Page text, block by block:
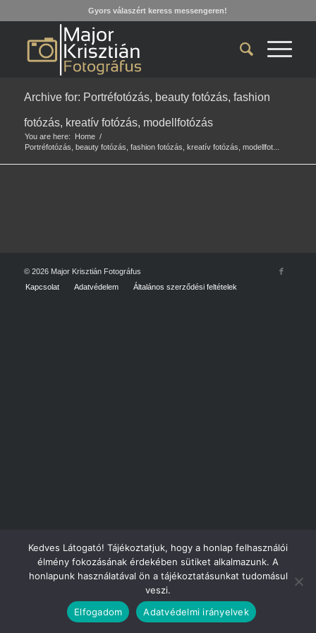
Gyors válaszért keress messengeren!
Archive for: Portréfotózás, beauty fotózás, fashion
fotózás, kreatív fotózás, modellfotózás
You are here: Home /
Portréfotózás, beauty fotózás, fashion fotózás, kreatív fotózás, modellfot...
© 2026 Major Krisztián Fotográfus
Kapcsolat
Adatvédelem Általános szerződési feltételek
Kedves Látogató! Tájékoztatjuk, hogy a honlap felhasználói
élmény fokozásának érdekében sütiket alkalmazunk. A
honlapunk használatával ön a tájékoztatásunkat tudomásul
veszi.
Elfogadom
Adatvédelmi irányelvek